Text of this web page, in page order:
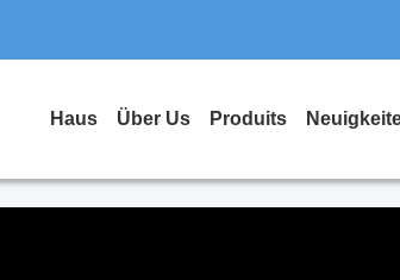
Haus Über Us Produits